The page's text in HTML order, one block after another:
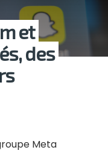
et
des
Meta